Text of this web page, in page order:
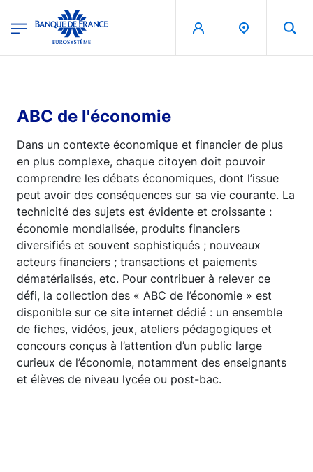
Banque de France - Menu Principal
ABC de l'économie
Dans un contexte économique et financier de plus
en plus complexe, chaque citoyen doit pouvoir
comprendre les débats économiques, dont l’issue
peut avoir des conséquences sur sa vie courante. La
technicité des sujets est évidente et croissante :
économie mondialisée, produits financiers
diversifiés et souvent sophistiqués ; nouveaux
acteurs financiers ; transactions et paiements
dématérialisés, etc. Pour contribuer à relever ce
défi, la collection des « ABC de l’économie » est
disponible sur ce site internet dédié : un ensemble
de fiches, vidéos, jeux, ateliers pédagogiques et
concours conçus à l’attention d’un public large
curieux de l’économie, notamment des enseignants
et élèves de niveau lycée ou post-bac.